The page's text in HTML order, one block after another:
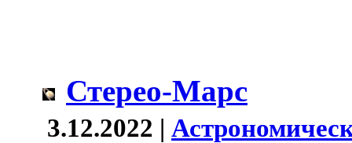
Стерео-Марс
3.12.2022 |